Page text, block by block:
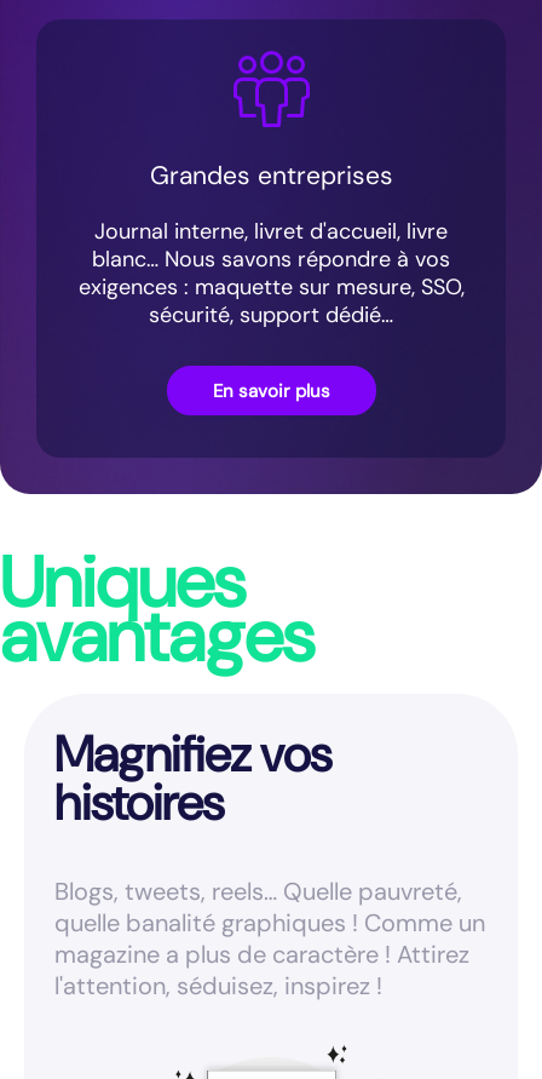
Grandes entreprises
Journal interne, livret d'accueil, livre
blanc… Nous savons répondre à vos
exigences : maquette sur mesure, SSO,
sécurité, support dédié…
En savoir plus
Uniques
avantages
Magnifiez vos
histoires
Blogs, tweets, reels… Quelle pauvreté,
quelle banalité graphiques ! Comme un
magazine a plus de caractère ! Attirez
l'attention, séduisez, inspirez !